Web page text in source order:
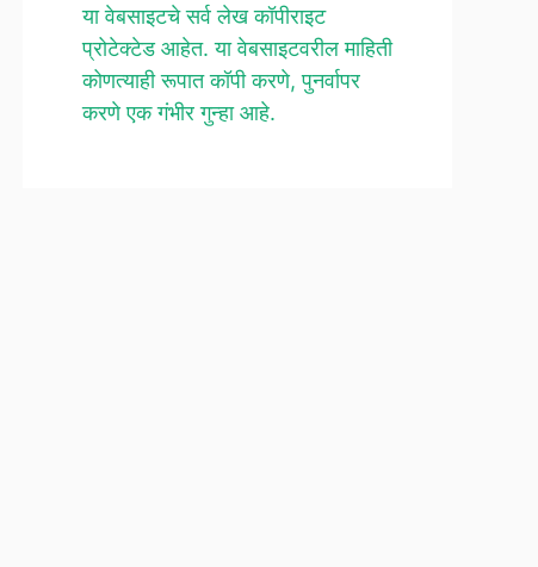
या वेबसाइटचे सर्व लेख कॉपीराइट
प्रोटेक्टेड आहेत. या वेबसाइटवरील माहिती
कोणत्याही रूपात कॉपी करणे, पुनर्वापर
करणे एक गंभीर गुन्हा आहे.